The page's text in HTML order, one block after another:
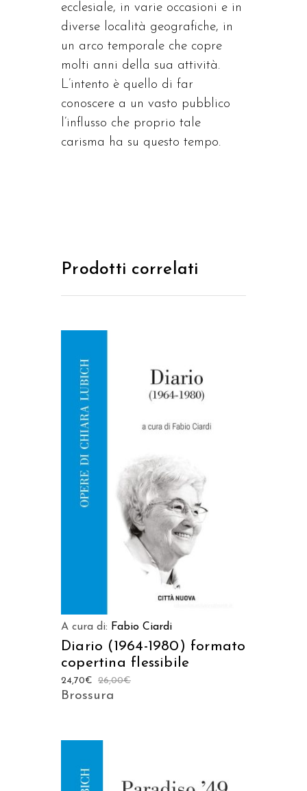
ecclesiale, in varie occasioni e in
diverse località geografiche, in
un arco temporale che copre
molti anni della sua attività.
L’intento è quello di far
conoscere a un vasto pubblico
l’influsso che proprio tale
carisma ha su questo tempo.
Prodotti correlati
AGGIUNGI AL CARRELLO
A cura di: Fabio Ciardi
Diario (1964-1980) formato
copertina flessibile
26,00€
24,70€
Brossura